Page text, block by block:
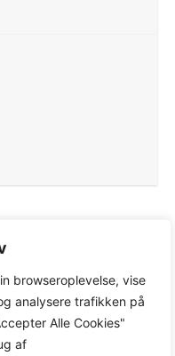
browseroplevelse, vise
analysere trafikken på
Alle Cookies"
af